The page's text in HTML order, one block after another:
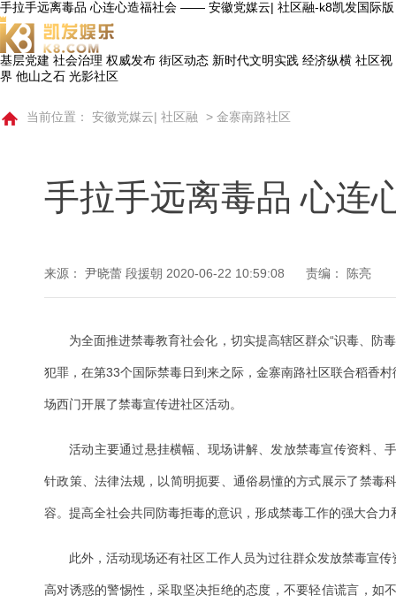
手拉手远离毒品 心连心造福社会 —— 安徽党媒云| 社区融-k8凯发国际版
基层党建 社会治理 权威发布 街区动态 新时代文明实践 经济纵横 社区视
界 他山之石 光影社区
当前位置： 安徽党媒云| 社区融 > 金寨南路社区
手拉手远离毒品 心连
来源： 尹晓蕾 段援朝 2020-06-22 10:59:08 责编： 陈亮
为全面推进禁毒教育社会化，切实提高辖区群众“识毒、防
犯罪，在第33个国际禁毒日到来之际，金寨南路社区联合稻香
场西门开展了禁毒宣传进社区活动。
活动主要通过悬挂横幅、现场讲解、发放禁毒宣传资料、
针政策、法律法规，以简明扼要、通俗易懂的方式展示了禁毒
容。提高全社会共同防毒拒毒的意识，形成禁毒工作的强大合力
此外，活动现场还有社区工作人员为过往群众发放禁毒宣
高对诱惑的警惕性，采取坚决拒绝的态度，不要轻信谎言，如